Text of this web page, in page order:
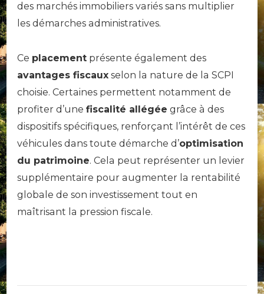
des marchés immobiliers variés sans multiplier
les démarches administratives.
Ce placement présente également des
avantages fiscaux selon la nature de la SCPI
choisie. Certaines permettent notamment de
profiter d’une fiscalité allégée grâce à des
dispositifs spécifiques, renforçant l’intérêt de ces
véhicules dans toute démarche d’optimisation
du patrimoine. Cela peut représenter un levier
supplémentaire pour augmenter la rentabilité
globale de son investissement tout en
maîtrisant la pression fiscale.